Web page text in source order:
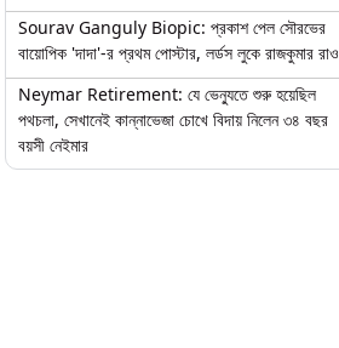
Sourav Ganguly Biopic: প্রকাশ পেল সৌরভের
বায়োপিক 'দাদা'-র প্রথম পোস্টার, লর্ডস লুকে রাজকুমার রাও
Neymar Retirement: যে ভেন্যুতে শুরু হয়েছিল
পথচলা, সেখানেই কান্নাভেজা চোখে বিদায় নিলেন ৩৪ বছর
বয়সী নেইমার